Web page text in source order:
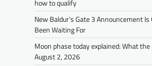
how to qualify
New Baldur’s Gate 3 Announcement
Been Waiting For
Moon phase today explained: What
August 2, 2026